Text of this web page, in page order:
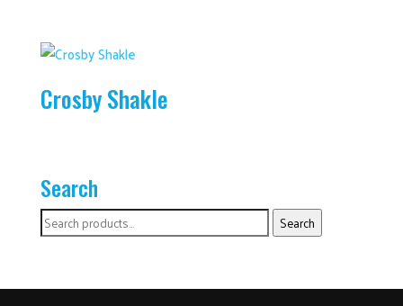
Crosby Shakle
Search
Search
for:
Search